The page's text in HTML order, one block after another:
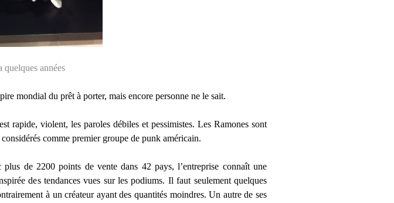
années
mondial du prêt à porter, mais encore personne ne le sait.
rapide, violent, les paroles débiles et pessimistes. Les Ramones sont
comme premier groupe de punk américain.
de 2200 points de vente dans 42 pays, l’entreprise connaît une
des tendances vues sur les podiums. Il faut seulement quelques
à un créateur ayant des quantités moindres. Un autre de ses